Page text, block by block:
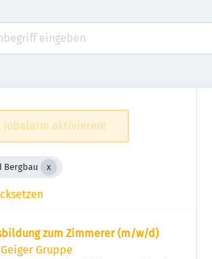
Jobalarm aktivieren!
Bergbau
zum Zimmerer (m/w/d)
Geiger Gruppe